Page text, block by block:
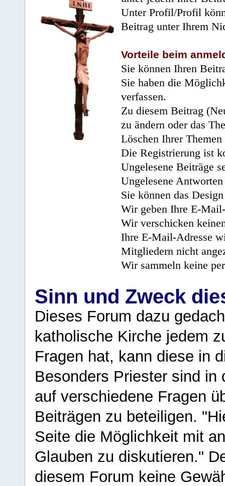
Unter Profil/Profil
Beitrag unter Ihrem
Vorteile beim
Sie können Ihren
Sie haben die
verfassen.
Zu diesem Beitrag
zu ändern oder das
Löschen Ihrer
Die Registrierung ist
Ungelesene Beiträge
Ungelesene
Sie können das
Wir geben Ihre E-
Wir verschicken
Ihre E-Mail-Adresse
Mitgliedern nicht
Wir sammeln keine
Sinn und Zweck
Dieses Forum dazu
katholische Kirche jedem
Fragen hat, kann diese in
Besonders Priester sind in
auf verschiedene Fragen
Beiträgen zu beteiligen.
Seite die Möglichkeit mit
Glauben zu diskutieren."
diesem Forum keine